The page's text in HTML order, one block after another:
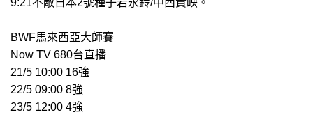
BWF馬來西亞大師賽
Now TV 680台直播
21/5 10:00 16強
22/5 09:00 8強
23/5 12:00 4強